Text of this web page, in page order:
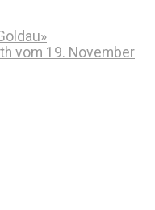
vom 19. November